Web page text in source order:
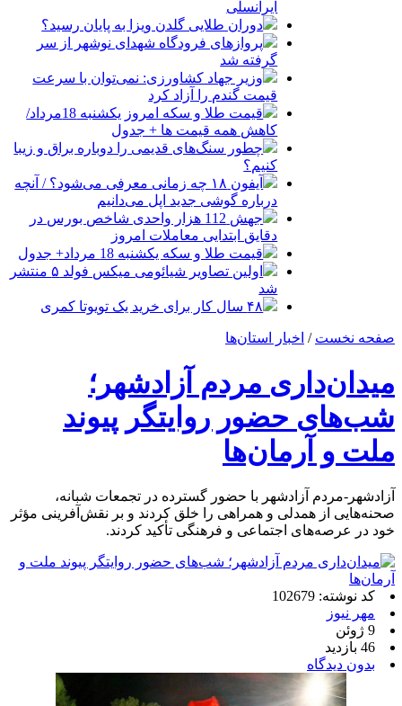
ایرانسلی
دوران طلایی گلدن ویزا به پایان رسید؟
پروازهای فرودگاه شهدای نوشهر از سر
گرفته شد
وزیر جهاد کشاورزی: نمی‌توان با سرعت
قیمت گندم را آزاد کرد
قیمت طلا و سکه امروز یکشنبه 18مرداد/
کاهش همه قیمت ها + جدول
چطور سنگ‌های قدیمی را دوباره براق و زیبا
کنیم؟
آیفون ۱۸ چه زمانی معرفی می‌شود؟ / آنچه
درباره گوشی جدید اپل می‌دانیم
جهش 112 هزار واحدی شاخص بورس در
دقایق ابتدایی معاملات امروز
قیمت طلا و سکه یکشنبه 18 مرداد+ جدول
اولین تصاویر شیائومی میکس فولد ۵ منتشر
شد
۴۸ سال کار برای خرید یک تویوتا کمری
صفحه نخست / اخبار استان‌ها
میدان‌داری مردم آزادشهر؛
شب‌های حضور روایتگر پیوند
ملت و آرمان‌ها
آزادشهر-مردم آزادشهر با حضور گسترده در تجمعات شبانه،
صحنه‌هایی از همدلی و همراهی را خلق کردند و بر نقش‌آفرینی مؤثر
خود در عرصه‌های اجتماعی و فرهنگی تأکید کردند.
کد نوشته: 102679
مهر نیوز
9 ژوئن
46 بازدید
بدون دیدگاه